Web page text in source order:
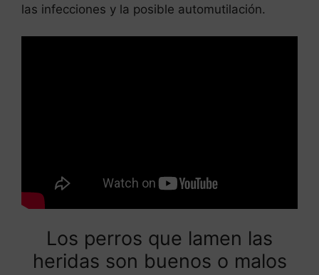
las infecciones y la posible automutilación.
Los perros que lamen las
heridas son buenos o malos